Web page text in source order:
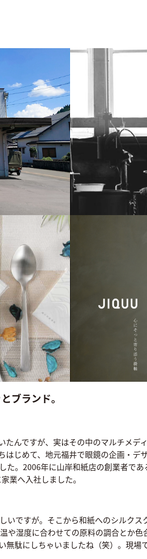
ブランド。
たんですが、実はその中のマルチメ
じめて、地元福井で眼鏡の企画・デ
。2006年に山岸和紙店の創業者で
業へ入社しました。
ですが。そこから和紙へのシルク
湿度に合わせての原料の調合とか
駄にしちゃいましたね（笑）。現